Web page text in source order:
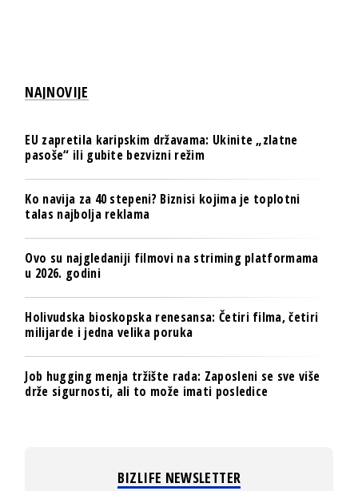
NAJNOVIJE
EU zapretila karipskim državama: Ukinite „zlatne
pasoše“ ili gubite bezvizni režim
Ko navija za 40 stepeni? Biznisi kojima je toplotni
talas najbolja reklama
Ovo su najgledaniji filmovi na striming platformama
u 2026. godini
Holivudska bioskopska renesansa: Četiri filma, četiri
milijarde i jedna velika poruka
Job hugging menja tržište rada: Zaposleni se sve više
drže sigurnosti, ali to može imati posledice
BIZLIFE NEWSLETTER